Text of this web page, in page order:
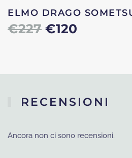
ELMO DRAGO
€227 Il
€227.
€120
€120.
RECENSIONI
Ancora non ci sono recensioni.